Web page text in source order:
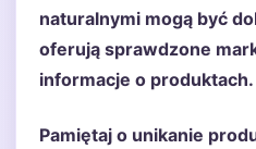
naturalnymi mogą być
oferują sprawdzone
informacje o produktach.
Pamiętaj o unikanie